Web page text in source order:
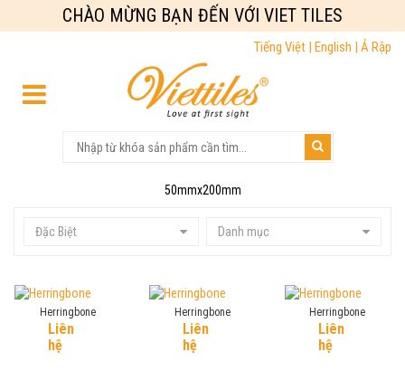
CHÀO MỪNG BẠN ĐẾN VỚI VIET TILES
Tiếng Việt | English | Ả Rập
50mmx200mm
Đặc Biệt Danh mục
Liên
hệ
Herringbone
Liên
hệ
Herringbone
Liên
hệ
Herringbone